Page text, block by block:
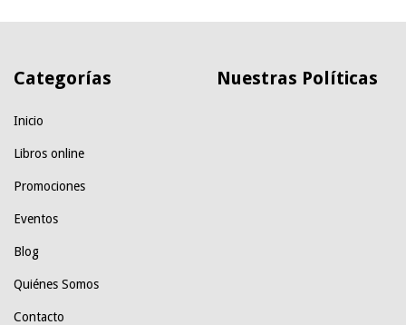
Categorías
Inicio
Libros online
Promociones
Eventos
Blog
Quiénes Somos
Contacto
Nuestras Políticas